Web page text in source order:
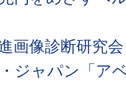
画像診断研究
ジャパン「ア